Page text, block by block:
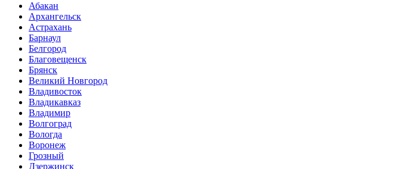
Абакан
Архангельск
Астрахань
Барнаул
Белгород
Благовещенск
Брянск
Великий Новгород
Владивосток
Владикавказ
Владимир
Волгоград
Вологда
Воронеж
Грозный
Дзержинск